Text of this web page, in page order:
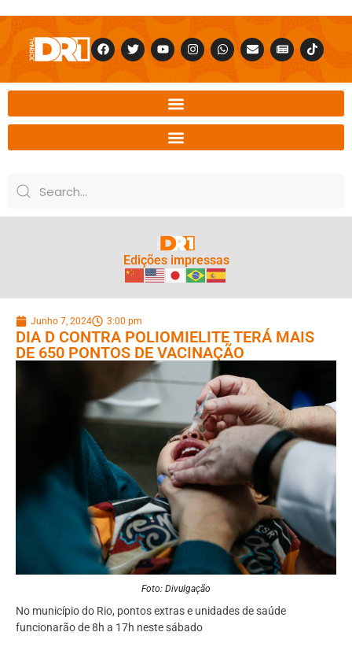
Edições impressas
Junho 7, 2024 3:00 pm
DIA D CONTRA POLIOMIELITE TERÁ MAIS
DE 650 PONTOS DE VACINAÇÃO
Foto: Divulgação
No município do Rio, pontos extras e unidades de saúde
funcionarão de 8h a 17h neste sábado